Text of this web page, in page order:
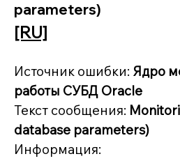
parameters)
[RU]
Источник ошибки: Ядро
работы СУБД Oracle
Текст сообщения:
database parameters)
Информация: